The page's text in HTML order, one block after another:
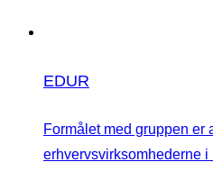
EDUR
Formålet med gruppen er
erhvervsvirksomhederne i